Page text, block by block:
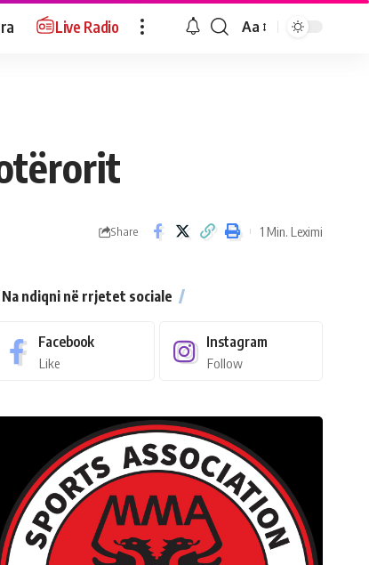
Live Radio Aa
Share 1 Min. Leximi
Na ndiqni në rrjetet sociale
Facebook
Like
Instagram
Follow